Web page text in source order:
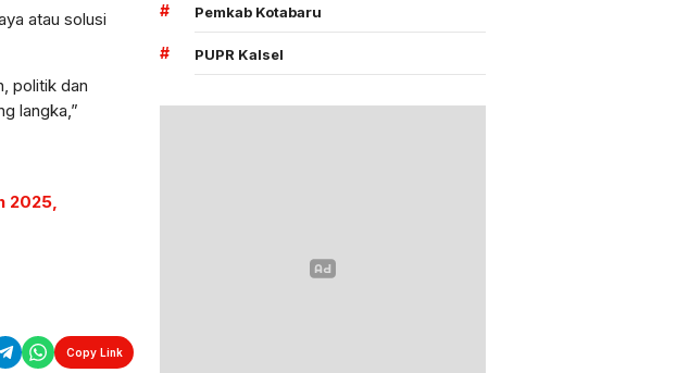
atau solusi
politik dan
langka,”
2025,
Copy Link
# Pemkab Kotabaru
# PUPR Kalsel